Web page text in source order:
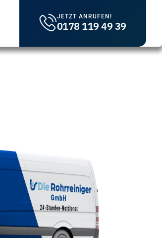
JETZT ANRUFEN!
0178 119 49 39